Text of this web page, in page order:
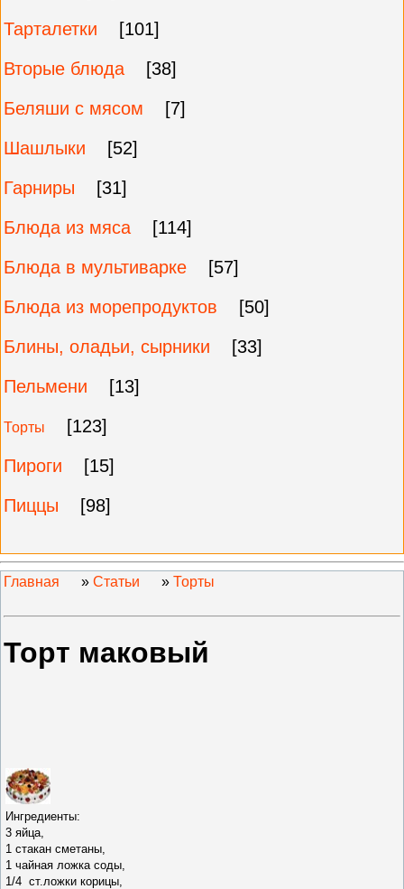
Тарталетки
[101]
Вторые блюда
[38]
Беляши с мясом
[7]
Шашлыки
[52]
Гарниры
[31]
Блюда из мяса
[114]
Блюда в мультиварке
[57]
Блюда из морепродуктов
[50]
Блины, оладьи, сырники
[33]
Пельмени
[13]
Торты
[123]
Пироги
[15]
Пиццы
[98]
Главная » Статьи » Торты
Торт маковый
Ингредиенты:
3 яйца,
1 стакан сметаны,
1 чайная ложка соды,
1/4 ст.ложки корицы,